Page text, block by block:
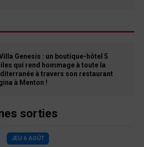
Genesis : un boutique-hôtel 5
qui rend hommage à toute la
à travers son restaurant
à Menton !
sorties
JEU 6 AOÛT